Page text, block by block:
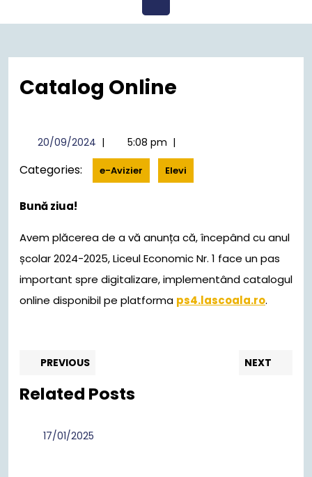
Open
Menu
Catalog Online
20/09/202420/09/2024
| 5:08 pm |
Categories: e-Avizier Elevi
Bună ziua!
Avem plăcerea de a vă anunța că, începând cu anul
școlar 2024-2025, Liceul Economic Nr. 1 face un pas
important spre digitalizare, implementând catalogul
online disponibil pe platforma ps4.lascoala.ro.
Post
navigation
PREVIOUS NEXT
Related Posts
17/01/202517/01/2025